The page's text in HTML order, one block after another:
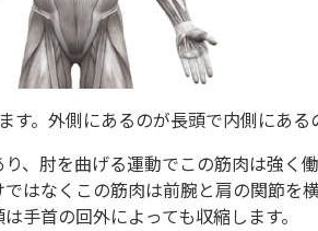
。外側にあるのが長頭で内側にある
、肘を曲げる運動でこの筋肉は強く
はなくこの筋肉は前腕と肩の関節を
手首の回外によっても収縮します。